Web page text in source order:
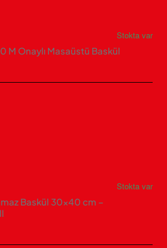
Stokta var
M Onaylı Masaüstü Baskül
Stokta var
Baskül 30×40 cm –